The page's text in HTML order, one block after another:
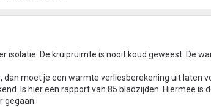
isolatie. De kruipruimte is nooit koud geweest. De
dan moet je een warmte verliesberekening uit laten
Is hier een rapport van 85 bladzijden. Hiermee is
gegaan.